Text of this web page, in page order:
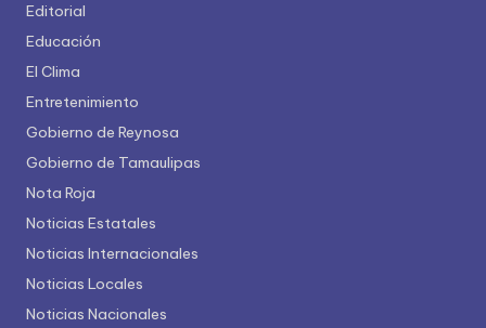
Editorial
Educación
El Clima
Entretenimiento
Gobierno de Reynosa
Gobierno de Tamaulipas
Nota Roja
Noticias Estatales
Noticias Internacionales
Noticias Locales
Noticias Nacionales